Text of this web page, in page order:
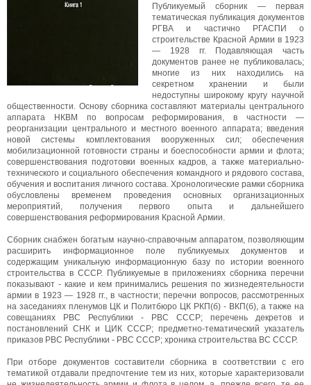
Публикуемый сборник — первая
тематическая публикация документов
РГВА и частично РГАСПИ о
строительстве Красной Армии в 1923
— 1928 гг. Подавляющая часть
документов ранее не публиковалась;
многие из них находились на
секретном хранении и были
недоступны широкому кругу научной
общественности. Основу сборника составляют материалы центрального
аппарата НКВМ по вопросам реформирования, в частности —
реорганизации центрального и местного военного аппарата; введения
новой системы комплектования вооруженных сил; обеспечения
мобилизационной готовности страны и боеспособности армии и флота;
совершенствования подготовки военных кадров, а также материально-
технического и социального обеспечения командного и рядового состава,
обучения и воспитания личного состава. Хронологические рамки сборника
обусловлены временем проведения основных организационных
мероприятий, получения первого опыта и дальнейшего
совершенствования реформирования Красной Армии.
Сборник снабжен богатым научно-справочным аппаратом, позволяющим
расширить информационное поле публикуемых документов и
содержащим уникальную информационную базу по истории военного
строительства в СССР. Публикуемые в приложениях сборника перечни
показывают - какие и кем принимались решения по жизнедеятельности
армии в 1923 — 1928 гг., в частности; перечни вопросов, рассмотренных
на заседаниях пленумов ЦК и Политбюро ЦК РКП(б) - ВКП(б), а также на
совещаниях РВС Республики - РВС СССР; перечень декретов и
постановлений СНК и ЦИК СССР; предметно-тематический указатель
приказов РВС Республики - РВС СССР; хроника строительства ВС СССР.
При отборе документов составители сборника в соответствии с его
тематикой отдавали предпочтение тем из них, которые характеризовали